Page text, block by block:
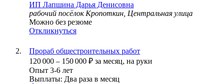
ИП Лапшина Дарья Денисовна
рабочий посёлок Кропоткин, Центральная улица
Можно без резюме
Откликнуться
Прораб общестроительных работ
120 000 – 150 000 ₽ за месяц, на руки
Опыт 3-6 лет
Выплаты: Два раза в месяц